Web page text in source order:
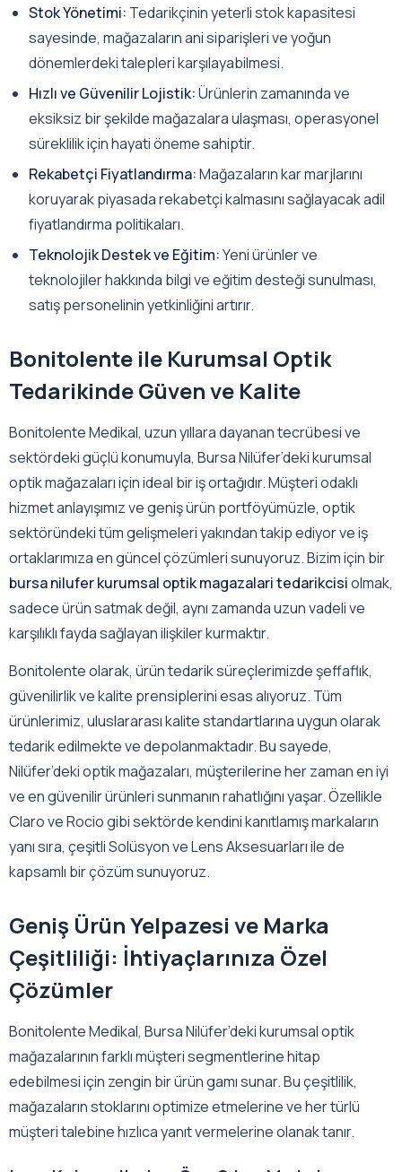
Stok Yönetimi: Tedarikçinin yeterli stok kapasitesi
sayesinde, mağazaların ani siparişleri ve yoğun
dönemlerdeki talepleri karşılayabilmesi.
Hızlı ve Güvenilir Lojistik:Ürünlerin zamanında ve
eksiksiz bir şekilde mağazalara ulaşması, operasyonel
süreklilik için hayati öneme sahiptir.
Rekabetçi Fiyatlandırma:Mağazaların kar marjlarını
koruyarak piyasada rekabetçi kalmasını sağlayacak adil
fiyatlandırma politikaları.
Teknolojik Destek ve Eğitim:Yeni ürünler ve
teknolojiler hakkında bilgi ve eğitim desteği sunulması,
satış personelinin yetkinliğini artırır.
Bonitolente ile Kurumsal Optik
Tedarikinde Güven ve Kalite
Bonitolente Medikal, uzun yıllara dayanan tecrübesi ve
sektördeki güçlü konumuyla, Bursa Nilüfer’deki kurumsal
optik mağazaları için ideal bir iş ortağıdır. Müşteri odaklı
hizmet anlayışımız ve geniş ürün portföyümüzle, optik
sektöründeki tüm gelişmeleri yakından takip ediyor ve iş
ortaklarımıza en güncel çözümleri sunuyoruz. Bizim için bir
bursa nilufer kurumsal optik magazalari tedarikcisiolmak,
sadece ürün satmak değil, aynı zamanda uzun vadeli ve
karşılıklı fayda sağlayan ilişkiler kurmaktır.
Bonitolente olarak, ürün tedarik süreçlerimizde şeffaflık,
güvenilirlik ve kalite prensiplerini esas alıyoruz. Tüm
ürünlerimiz, uluslararası kalite standartlarına uygun olarak
tedarik edilmekte ve depolanmaktadır. Bu sayede,
Nilüfer’deki optik mağazaları, müşterilerine her zaman en iyi
ve en güvenilir ürünleri sunmanın rahatlığını yaşar. Özellikle
Claro ve Rocio gibi sektörde kendini kanıtlamış markaların
yanı sıra, çeşitli Solüsyon ve Lens Aksesuarları ile de
kapsamlı bir çözüm sunuyoruz.
Geniş Ürün Yelpazesi ve Marka
Çeşitliliği: İhtiyaçlarınıza Özel
Çözümler
Bonitolente Medikal, Bursa Nilüfer’deki kurumsal optik
mağazalarının farklı müşteri segmentlerine hitap
edebilmesi için zengin bir ürün gamı sunar. Bu çeşitlilik,
mağazaların stoklarını optimize etmelerine ve her türlü
müşteri talebine hızlıca yanıt vermelerine olanak tanır.